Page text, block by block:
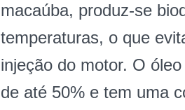
macaúba, produz-se
temperaturas, o que
injeção do motor. O
de até 50% e tem uma